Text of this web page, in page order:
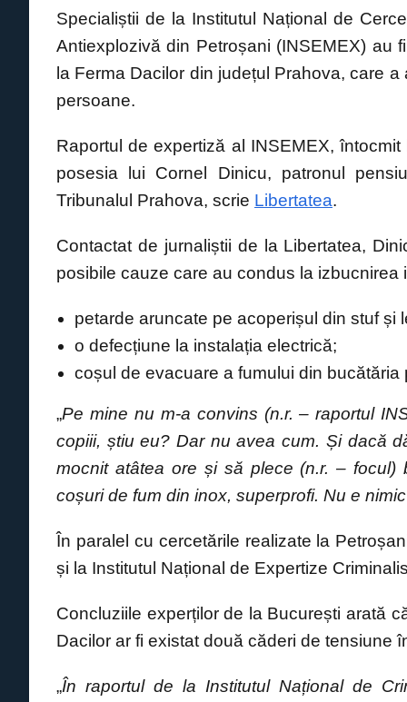
c
e
b
o
o
k
at
s
A
p
p
ss
e
n
er
p
y
Li
k
ail
Specialiștii de la Institutul Național de
Antiexplozivă din Petroșani (INSEMEX) au
la Ferma Dacilor din județul Prahova, care
persoane.
Raportul de expertiză al INSEMEX,
posesia lui Cornel Dinicu, patronul
Tribunalul Prahova, scrie Libertatea.
Contactat de jurnaliștii de la Libertatea,
posibile cauze care au condus la izbucnirea
petarde aruncate pe acoperișul din stuf și
o defecțiune la instalația electrică;
coșul de evacuare a fumului din bucătăria
„Pe mine nu m-a convins (n.r. – raportul
copiii, știu eu? Dar nu avea cum. Și dacă
mocnit atâtea ore și să plece (n.r. –
coșuri de fum din inox, superprofi. Nu e
În paralel cu cercetările realizate la
și la Institutul Național de Expertize
Concluziile experților de la București arată
Dacilor ar fi existat două căderi de tensiune
„În raportul de la Institutul Național de